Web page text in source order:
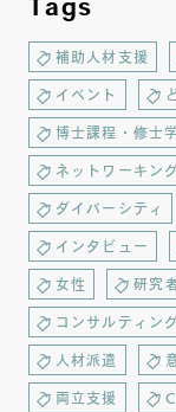
Tags
補助人材支援
イベント
博士課程・修士
ネットワーキング
ダイバーシティ
インタビュー
女性 研究
コンサルティング
人材派遣
両立支援